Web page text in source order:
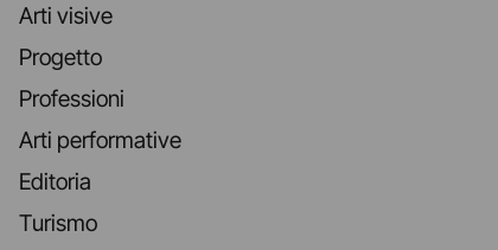
Arti visive
Progetto
Professioni
Arti performative
Editoria
Turismo